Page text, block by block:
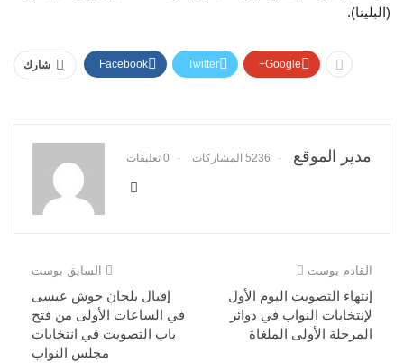
(البلينا).
شارك Facebook Twitter Google+
مدير الموقع 5236 المشاركات 0 تعليقات
السابق بوست
إقبال بلجان حوش عيسى
في الساعات الأولى من فتح
باب التصويت في انتخابات
مجلس النواب
القادم بوست
إنتهاء التصويت اليوم الأول
لإنتخابات النواب في دوائر
المرحلة الأولى الملغاة